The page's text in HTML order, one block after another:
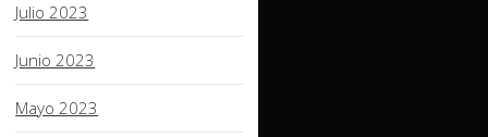
Julio 2023
Junio 2023
Mayo 2023